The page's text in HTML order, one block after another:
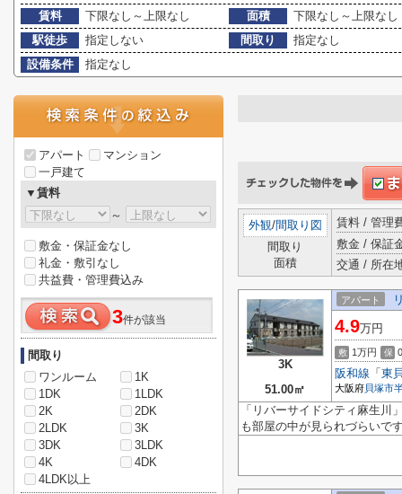
賃料
下限なし～上限なし 面積
下限なし～上限なし
駅徒歩
指定しない 間取り
指定なし
設備条件
指定なし
外観/間取り図
間取り
面積
賃料 / 管理
敷金 / 保証
交通 / 所在
3K
51.00㎡
アパート
4.9万円
敷 1万円 保
阪和線 「 東
大阪府貝塚市
「リバーサイドシティ麻生
も部屋の中が見られづらいで
アパート
マンション
一戸建て
▼賃料
～
敷金・保証金なし
礼金・敷引なし
共益費・管理費込み
3件が該当
間取り
ワンルーム
1K
1DK
1LDK
2K
2DK
2LDK
3K
3DK
3LDK
4K
4DK
4LDK以上